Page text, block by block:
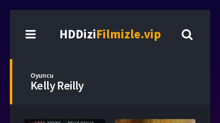
HDDiziFilmizle.vip
Oyuncu
Kelly Reilly